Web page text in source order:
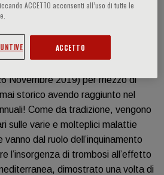
colpiscono insieme almeno 300.000
paese. Con queste premesse,
un aggiornamento continuo dei
Menarini (con il
Novembre 2019) per mezzo di
storico avendo raggiunto nel
Come da tradizione, vengono
sulle varie e molteplici malattie
dal ruolo dell’inquinamento
l’insorgenza di trombosi all’effetto
dimostrato una volta di
ACCETTO acconsenti all’uso di tutte le
ACCETTO